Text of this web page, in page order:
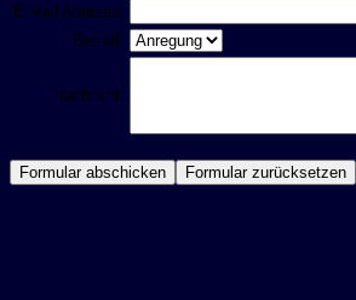
E-Mail Adresse:
Betreff:
Nachricht: